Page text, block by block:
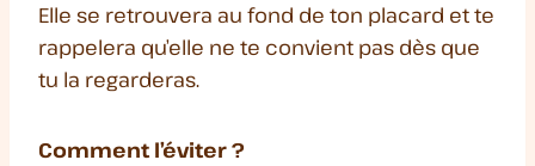
Elle se retrouvera au fond de ton placard et te
rappelera qu’elle ne te convient pas dès que
tu la regarderas.
Comment l’éviter ?